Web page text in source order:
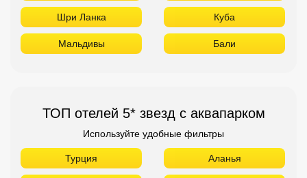
Шри Ланка Куба
Мальдивы Бали
ТОП отелей 5* звезд с аквапарком
Используйте удобные фильтры
Турция Аланья